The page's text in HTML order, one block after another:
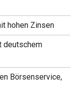
hohen Zinsen
deutschem
Börsenservice,